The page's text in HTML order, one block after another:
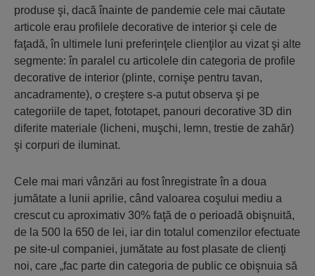
produse şi, dacă înainte de pandemie cele mai căutate
articole erau profilele decorative de interior şi cele de
faţadă, în ultimele luni preferinţele clienţilor au vizat şi alte
segmente: în paralel cu articolele din categoria de profile
decorative de interior (plinte, cornişe pentru tavan,
ancadramente), o creştere s-a putut observa şi pe
categoriile de tapet, fototapet, panouri decorative 3D din
diferite materiale (licheni, muşchi, lemn, trestie de zahăr)
şi corpuri de iluminat.
Cele mai mari vânzări au fost înregistrate în a doua
jumătate a lunii aprilie, când valoarea coşului mediu a
crescut cu aproximativ 30% faţă de o perioadă obişnuită,
de la 500 la 650 de lei, iar din totalul comenzilor efectuate
pe site-ul companiei, jumătate au fost plasate de clienţi
noi, care „fac parte din categoria de public ce obişnuia să